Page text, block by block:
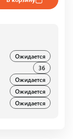
Ожидается
36
Ожидается
Ожидается
Ожидается